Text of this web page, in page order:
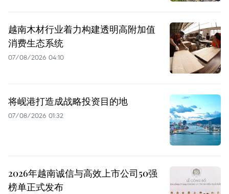
越南木材行业着力构建透明高附加值
消费生态系统
07/08/2026 04:10
将岘港打造成战略投资目的地
07/08/2026 01:32
2026年越南诚信与高效上市公司50强
榜单正式发布